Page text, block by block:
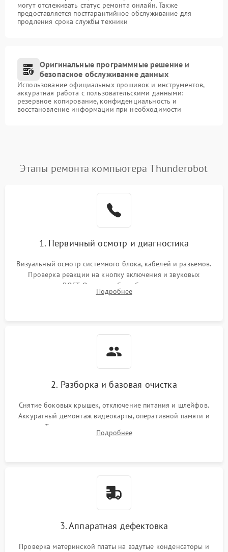
могут отслеживать статус ремонта онлайн. Также
предоставляется постгарантийное обслуживание для
продления срока службы техники
Оригинальные программные решение и
безопасное обслуживание данных
Использование официальных прошивок и инструментов,
аккуратная работа с пользовательскими данными:
резервное копирование, конфиденциальность и
восстановление информации при необходимости
Этапы ремонта компьютера Thunderobot
1. Первичный осмотр и диагностика
Визуальный осмотр системного блока, кабелей и разъемов.
Проверка реакции на кнопку включения и звуковых
сигналов POST. Оценка работы блока питания для
локализации базовых неисправностей без полного разбора.
Подробнее
2. Разборка и базовая очистка
Снятие боковых крышек, отключение питания и шлейфов.
Аккуратный демонтаж видеокарты, оперативной памяти и
кулеров. Тщательная очистка корпуса и радиаторов от пыли
с помощью сжатого воздуха для предотвращения
Подробнее
3. Аппаратная дефектовка
Проверка материнской платы на вздутые конденсаторы и